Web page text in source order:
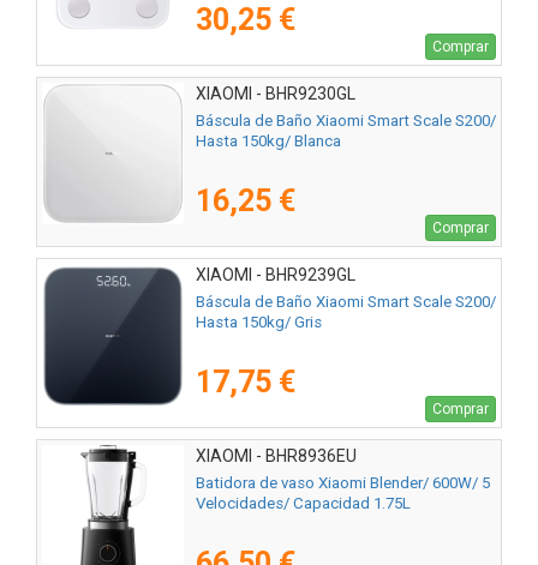
30,25 €
Comprar
XIAOMI - BHR9230GL
Báscula de Baño Xiaomi Smart Scale S200/
Hasta 150kg/ Blanca
16,25 €
Comprar
XIAOMI - BHR9239GL
Báscula de Baño Xiaomi Smart Scale S200/
Hasta 150kg/ Gris
17,75 €
Comprar
XIAOMI - BHR8936EU
Batidora de vaso Xiaomi Blender/ 600W/ 5
Velocidades/ Capacidad 1.75L